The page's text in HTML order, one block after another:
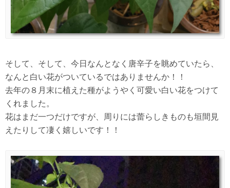
そして、そして、今日なんとなく唐辛子を眺めていたら、
なんと白い花がついているではありませんか！！
去年の８月末に植えた種がようやく可愛い白い花をつけて
くれました。
花はまだ一つだけですが、周りには蕾らしきものも垣間見
えたりして凄く嬉しいです！！